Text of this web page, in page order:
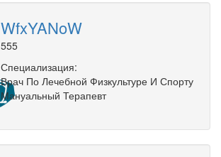
WfxYANoW
555
Специализация:
Врач По Лечебной Физкультуре И Спорту
Мануальный Терапевт